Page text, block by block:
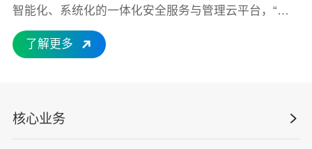
智能化、系统化的一体化安全服务与管理云平台，“量
化安全云”平台助力企业安全管理的数智化转型，为企
业打造创新优势、成本优势、合规优势、文化优势，帮
态化运营”一体化服务组织系统。 数智安全科技已在化
工、建筑、制造、能源、交通运输等多个高风险行业落
了解更多
核心业务